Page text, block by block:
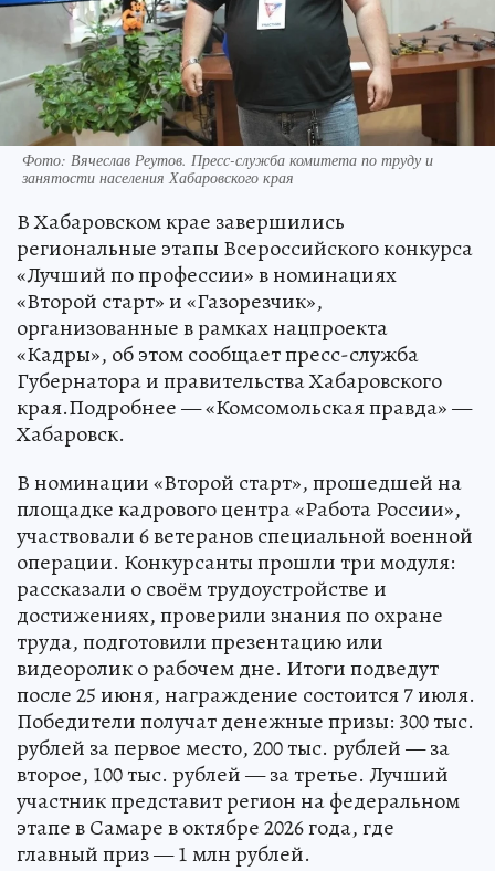
Фото: Вячеслав Реутов. Пресс-служба комитета по труду и
занятости населения Хабаровского края
В Хабаровском крае завершились
региональные этапы Всероссийского конкурса
«Лучший по профессии» в номинациях
«Второй старт» и «Газорезчик»,
организованные в рамках нацпроекта
«Кадры», об этом сообщает пресс-служба
Губернатора и правительства Хабаровского
края.Подробнее — «Комсомольская правда» —
Хабаровск.
В номинации «Второй старт», прошедшей на
площадке кадрового центра «Работа России»,
участвовали 6 ветеранов специальной военной
операции. Конкурсанты прошли три модуля:
рассказали о своём трудоустройстве и
достижениях, проверили знания по охране
труда, подготовили презентацию или
видеоролик о рабочем дне. Итоги подведут
после 25 июня, награждение состоится 7 июля.
Победители получат денежные призы: 300 тыс.
рублей за первое место, 200 тыс. рублей — за
второе, 100 тыс. рублей — за третье. Лучший
участник представит регион на федеральном
этапе в Самаре в октябре 2026 года, где
главный приз — 1 млн рублей.